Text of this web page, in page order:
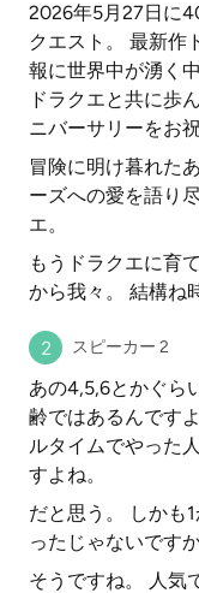
2026年5月27日に
クエスト。 最新作
報に世界中が湧く
ドラクエと共に歩
ニバーサリーをお祝
冒険に明け暮れた
ーズへの愛を語り
エ。
もうドラクエに育
から我々。 結構ね
スピーカー 2
あの4,5,6とかぐら
齢ではあるんです
ルタイムでやった
すよね。
だと思う。 しかも
ったじゃないですか
そうですね。 人気